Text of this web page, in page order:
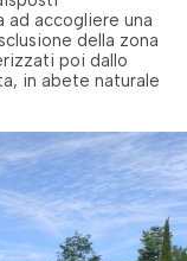
ad accogliere una
della zona
poi dallo
in abete naturale